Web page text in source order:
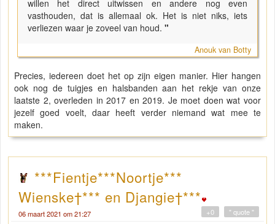
willen het direct uitwissen en andere nog even
vasthouden, dat is allemaal ok. Het is niet niks, iets
verliezen waar je zoveel van houd. "
Anouk van Botty
Precies, iedereen doet het op zijn eigen manier. Hier hangen
ook nog de tuigjes en halsbanden aan het rekje van onze
laatste 2, overleden in 2017 en 2019. Je moet doen wat voor
jezelf goed voelt, daar heeft verder niemand wat mee te
maken.
***Fientje***Noortje***
Wienske†*** en Djangie†***
06 maart 2021 om 21:27 " quote "
+0